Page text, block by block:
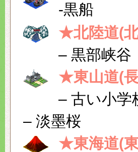
-黒船
★北陸道(
– 黒部峡谷
★東山道(
– 古い小学
– 淡墨桜
★東海道(